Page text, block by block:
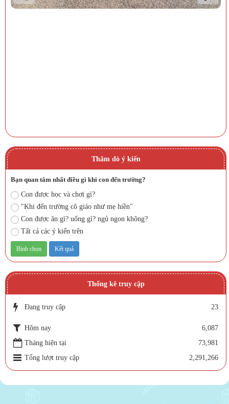
Thăm dò ý kiến
Bạn quan tâm nhất điều gì khi con đến trường?
Con được học và chơi gì?
"Khi đến trường cô giáo như mẹ hiền"
Con được ăn gì? uống gì? ngủ ngon không?
Tất cả các ý kiến trên
Thống kê truy cập
Đang truy cập 23
Hôm nay
6,087
Tháng hiện tại
73,981
Tổng lượt truy cập
2,291,266